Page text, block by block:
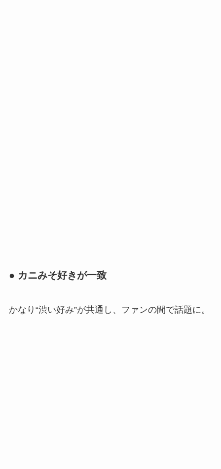
● カニみそ好きが一致
かなり“渋い好み”が共通し、ファンの間で話題に。